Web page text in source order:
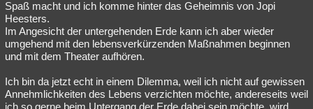
Spaß macht und ich komme hinter das Geheimnis von Jopi
Heesters.
Im Angesicht der untergehenden Erde kann ich aber wieder
umgehend mit den lebensverkürzenden Maßnahmen beginnen
und mit dem Theater aufhören.
Ich bin da jetzt echt in einem Dilemma, weil ich nicht auf gewissen
Annehmlichkeiten des Lebens verzichten möchte, andereseits weil
ich so gerne beim Untergang der Erde dabei sein möchte, wird